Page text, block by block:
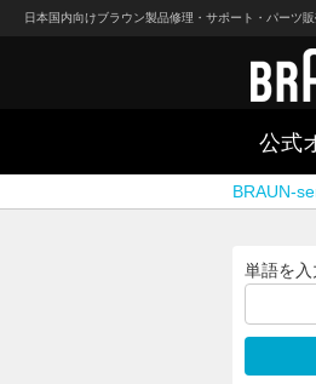
日本国内向けブラウン製品修理・サポート・パーツ
公式
BRAUN-
単語を